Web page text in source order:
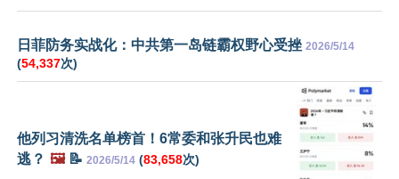
日菲防务实战化：中共第一岛链霸权野心受挫 2026/5/14
(54,337次)
他列习清洗名单榜首！6常委和张升民也难
逃？ 🖼️📝 2026/5/14 (83,658次)